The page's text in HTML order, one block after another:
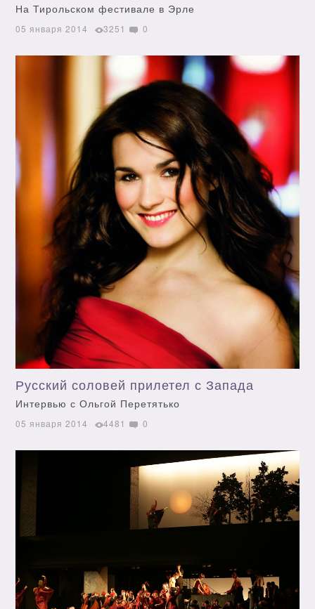
На Тирольском фестивале в Эрле
05 января 2014 3251 0
Русский соловей прилетел с Запада
Интервью с Ольгой Перетятько
05 января 2014 4481 0